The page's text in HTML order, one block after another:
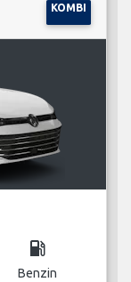
KOMBI
local_gas_station
Benzin